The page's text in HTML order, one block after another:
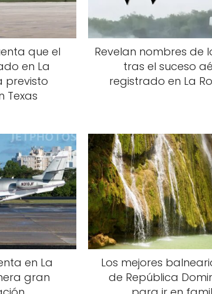
que el
en La
previsto
Texas
Revelan nombres de
tras el suceso
registrado en La
en La
gran
Los mejores
de República